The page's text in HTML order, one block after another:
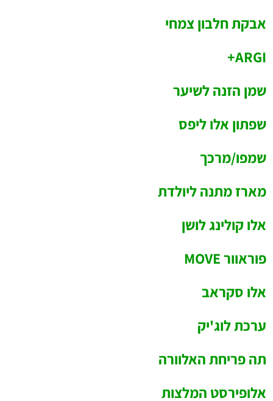
אבקת חלבון צמחי
ARGI+
שמן הזנה לשיער
שפתון אלו ליפס
שמפו/מרכך
מארז מתנה ליולדת
אלו קולינג לושן
פוראוור MOVE
אלו סקראב
ערכת לוג'יק
תה פריחת האלוורה
אלופירסט המלצות